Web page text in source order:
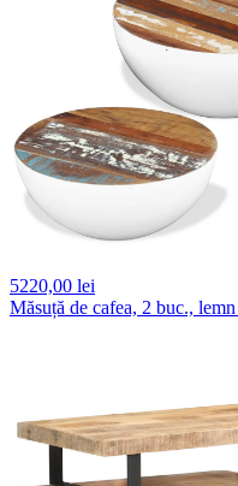
5220,00 lei
Măsuță de cafea, 2 buc.,